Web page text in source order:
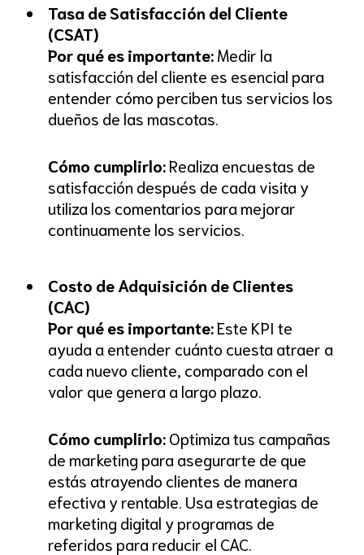
Tasa de Satisfacción del Cliente
(CSAT)
Por qué es importante:Medir la
satisfacción del cliente es esencial para
entender cómo perciben tus servicios los
dueños de las mascotas.
Cómo cumplirlo:Realiza encuestas de
satisfacción después de cada visita y
utiliza los comentarios para mejorar
continuamente los servicios.
Costo de Adquisición de Clientes
(CAC)
Por qué es importante:Este KPI te
ayuda a entender cuánto cuesta atraer a
cada nuevo cliente, comparado con el
valor que genera a largo plazo.
Cómo cumplirlo:Optimiza tus campañas
de marketing para asegurarte de que
estás atrayendo clientes de manera
efectiva y rentable. Usa estrategias de
marketing digital y programas de
referidos para reducir el CAC.